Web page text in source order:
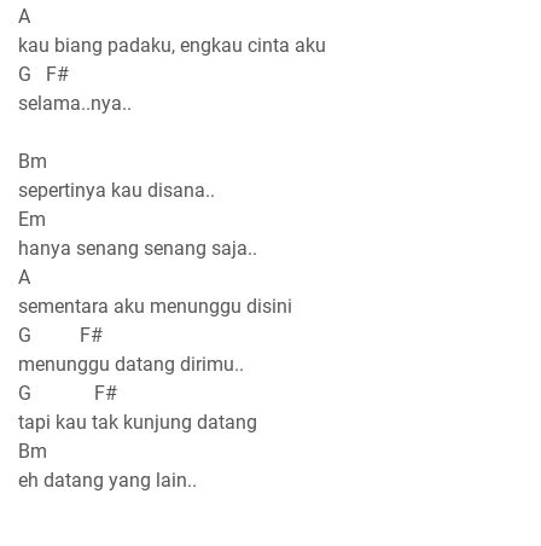
A
kau biang padaku, engkau cinta aku
G F#
selama..nya..
Bm
sepertinya kau disana..
Em
hanya senang senang saja..
A
sementara aku menunggu disini
G F#
menunggu datang dirimu..
G F#
tapi kau tak kunjung datang
Bm
eh datang yang lain..